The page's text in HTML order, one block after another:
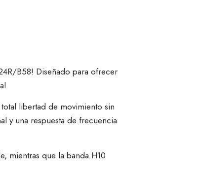
B58! Diseñado para ofrecer
libertad de movimiento sin
y una respuesta de frecuencia
mientras que la banda H10